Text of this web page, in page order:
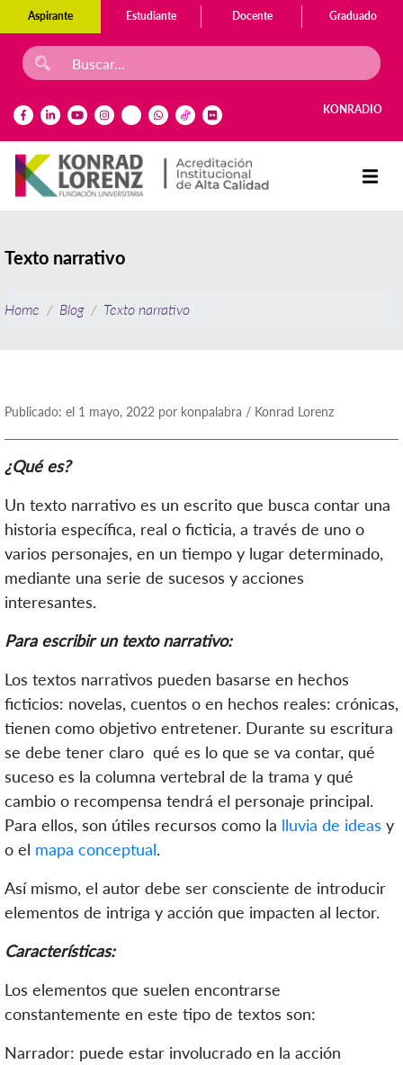
Aspirante Estudiante Docente Graduado
KONRADIO
Texto narrativo
Home Blog Texto narrativo
Publicado: el 1 mayo, 2022 por konpalabra / Konrad Lorenz
¿Qué es?
Un texto narrativo es un escrito que busca contar una
historia específica, real o ficticia, a través de uno o
varios personajes, en un tiempo y lugar determinado,
mediante una serie de sucesos y acciones
interesantes.
Para escribir un texto narrativo:
Los textos narrativos pueden basarse en hechos
ficticios: novelas, cuentos o en hechos reales: crónicas,
tienen como objetivo entretener. Durante su escritura
se debe tener claro qué es lo que se va contar, qué
suceso es la columna vertebral de la trama y qué
cambio o recompensa tendrá el personaje principal.
Para ellos, son útiles recursos como la lluvia de ideas y
o el mapa conceptual.
Así mismo, el autor debe ser consciente de introducir
elementos de intriga y acción que impacten al lector.
Características:
Los elementos que suelen encontrarse
constantemente en este tipo de textos son:
Narrador: puede estar involucrado en la acción